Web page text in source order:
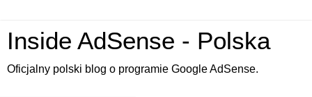
Inside AdSense - Polska
Oficjalny polski blog o programie Google AdSense.